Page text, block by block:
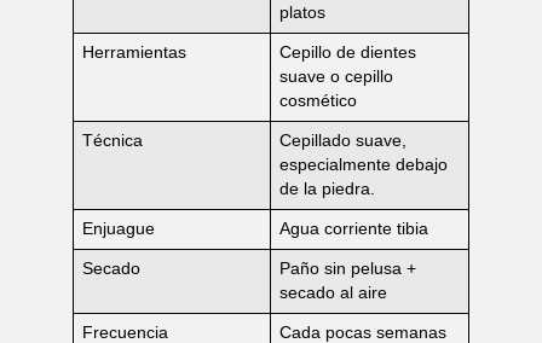
platos
Herramientas
Cepillo de dientes
suave o cepillo
cosmético
Técnica
Cepillado suave,
especialmente debajo
de la piedra.
Enjuague Agua corriente tibia
Secado
Paño sin pelusa +
secado al aire
Frecuencia
Cada pocas semanas